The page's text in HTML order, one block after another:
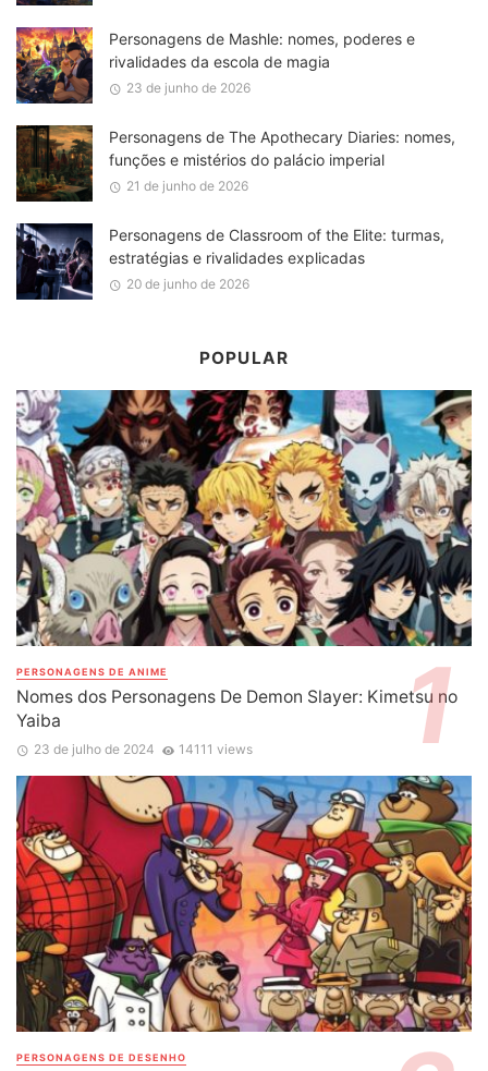
Personagens de Mashle: nomes, poderes e
rivalidades da escola de magia
23 de junho de 2026
Personagens de The Apothecary Diaries: nomes,
funções e mistérios do palácio imperial
21 de junho de 2026
Personagens de Classroom of the Elite: turmas,
estratégias e rivalidades explicadas
20 de junho de 2026
POPULAR
PERSONAGENS DE ANIME
Nomes dos Personagens De Demon Slayer: Kimetsu no
Yaiba
23 de julho de 2024 14111 views
PERSONAGENS DE DESENHO